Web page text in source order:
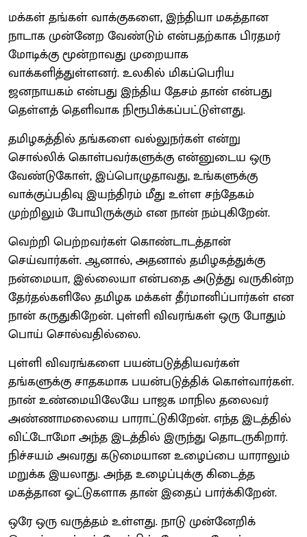
மக்கள் தங்கள் வாக்குகளை, இந்தியா மகத்தான
நாடாக முன்னேற வேண்டும் என்பதற்காக பிரதமர்
மோடிக்கு மூன்றாவது முறையாக
வாக்களித்துள்ளனர். உலகில் மிகப்பெரிய
ஜனநாயகம் என்பது இந்திய தேசம் தான் என்பது
தெள்ளத் தெளிவாக நிரூபிக்கப்பட்டுள்ளது.
தமிழகத்தில் தங்களை வல்லுநர்கள் என்று
சொல்லிக் கொள்பவர்களுக்கு என்னுடைய ஒரு
வேண்டுகோள், இப்பொழுதாவது, உங்களுக்கு
வாக்குப்பதிவு இயந்திரம் மீது உள்ள சந்தேகம்
முற்றிலும் போயிருக்கும் என நான் நம்புகிறேன்.
வெற்றி பெற்றவர்கள் கொண்டாடத்தான்
செய்வார்கள். ஆனால், அதனால் தமிழகத்துக்கு
நன்மையா, இல்லையா என்பதை அடுத்து வருகின்ற
தேர்தல்களிலே தமிழக மக்கள் தீர்மானிப்பார்கள் என
நான் கருதுகிறேன். புள்ளி விவரங்கள் ஒரு போதும்
பொய் சொல்வதில்லை.
புள்ளி விவரங்களை பயன்படுத்தியவர்கள்
தங்களுக்கு சாதகமாக பயன்படுத்திக் கொள்வார்கள்.
நான் உண்மையிலேயே பாஜக மாநில தலைவர்
அண்ணாமலையை பாராட்டுகிறேன். எந்த இடத்தில்
விட்டோமோ அந்த இடத்தில் இருந்து தொடருகிறார்.
நிச்சயம் அவரது கடுமையான உழைப்பை யாராலும்
மறுக்க இயலாது. அந்த உழைப்புக்கு கிடைத்த
மகத்தான ஓட்டுகளாக தான் இதைப் பார்க்கிறேன்.
ஒரே ஒரு வருத்தம் உள்ளது. நாடு முன்னேறிக்